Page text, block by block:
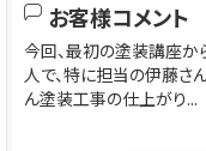
お客様コメント
今回、最初の塗装講座か
人で、特に担当の伊藤さ
ん塗装工事の仕上がり...